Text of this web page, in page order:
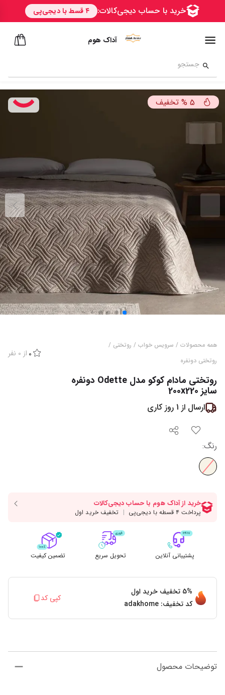
آداک هوم
5
% تخفیف
همه محصولات / سرویس خواب / روتختی /
روتختی دونفره
0 از 0 نفر
روتختی مادام کوکو مدل Odette دونفره
سایز 200x220
ارسال از 1 روز کاری
رنگ:
پشتیبانی آنلاین تحویل سریع تضمین کیفیت
5% تخفیف خرید اول
کد تخفیف: adakhome
کپی کد
توضیحات محصول